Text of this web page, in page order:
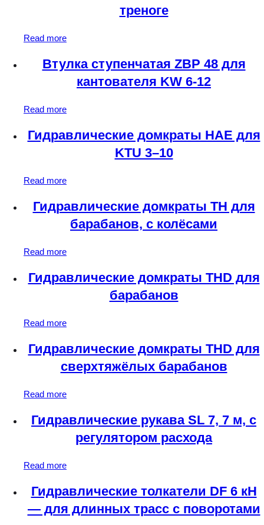
треноге
Read more
Втулка ступенчатая ZBP 48 для
кантователя KW 6-12
Read more
Гидравлические домкраты HAE для
KTU 3–10
Read more
Гидравлические домкраты TH для
барабанов, с колёсами
Read more
Гидравлические домкраты THD для
барабанов
Read more
Гидравлические домкраты THD для
сверхтяжёлых барабанов
Read more
Гидравлические рукава SL 7, 7 м, с
регулятором расхода
Read more
Гидравлические толкатели DF 6 кН
— для длинных трасс с поворотами